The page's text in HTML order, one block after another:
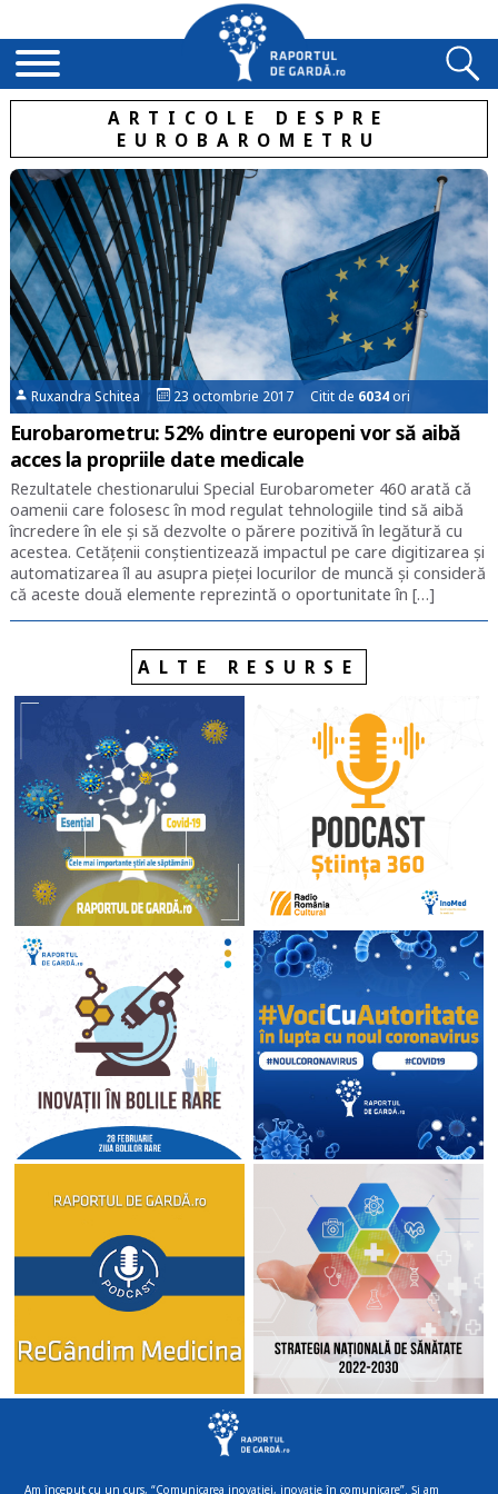
ARTICOLE DESPRE
EUROBAROMETRU
Ruxandra Schitea 23 octombrie 2017 Citit de 6034ori
Eurobarometru: 52% dintre europeni vor să aibă
acces la propriile date medicale
Rezultatele chestionarului Special Eurobarometer 460 arată că
oamenii care folosesc în mod regulat tehnologiile tind să aibă
încredere în ele și să dezvolte o părere pozitivă în legătură cu
acestea. Cetățenii conștientizează impactul pe care digitizarea și
automatizarea îl au asupra pieței locurilor de muncă și consideră
că aceste două elemente reprezintă o oportunitate în […]
ALTE RESURSE
Am început cu un curs, “Comunicarea inovației, inovație în comunicare”. Și am